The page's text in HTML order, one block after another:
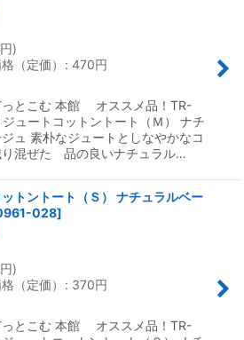
円)
（定価）
: 470円
っとこむ 本館 オススメ品！TR-
ュートコットントート（Ｍ） ナチ
ジュ 素朴なジュートとしなやかなコ
り混ぜた 品の良いナチュラル…
トントート（Ｓ） ナチュラルベー
028]
円)
（定価）
: 370円
っとこむ 本館 オススメ品！TR-